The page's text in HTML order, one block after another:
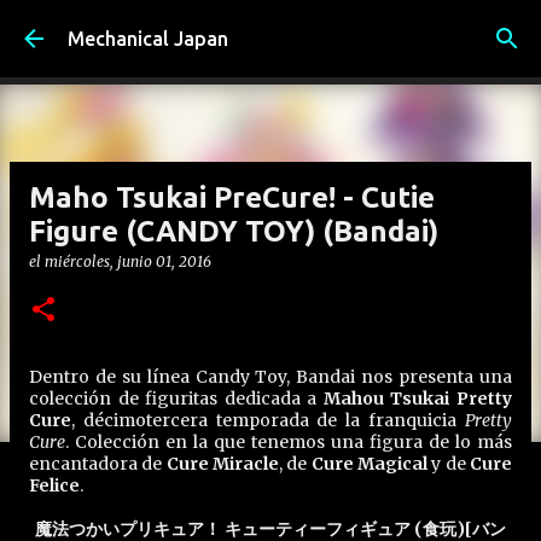
Ir al contenido principal
Mechanical Japan
Maho Tsukai PreCure! - Cutie
Figure (CANDY TOY) (Bandai)
el miércoles, junio 01, 2016
Dentro de su línea Candy Toy, Bandai nos presenta una
colección de figuritas dedicada a Mahou Tsukai Pretty
Cure, décimotercera temporada de la franquicia Pretty
Cure. Colección en la que tenemos una figura de lo más
encantadora de Cure Miracle, de Cure Magicaly de Cure
Felice.
魔法つかいプリキュア！ キューティーフィギュア (食玩)[バン